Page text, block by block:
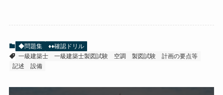
◆問題集
♦♦確認ドリル
一級建築士
一級建築士製図試験 空調 製図試験
計画の要点等
記述
設備